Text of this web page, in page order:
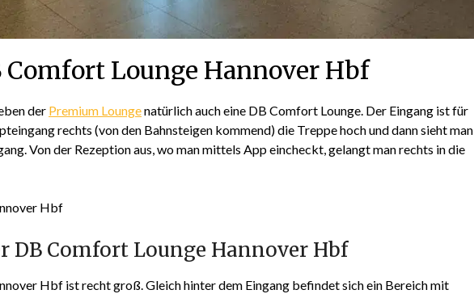
Comfort Lounge Hannover Hbf
der Premium Loungenatürlich auch eine DB Comfort Lounge. Der Eingang ist für
rechts (von den Bahnsteigen kommend) die Treppe hoch und dann sieht man
Von der Rezeption aus, wo man mittels App eincheckt, gelangt man rechts in die
DB Comfort Lounge Hannover Hbf
Hbf ist recht groß. Gleich hinter dem Eingang befindet sich ein Bereich mit